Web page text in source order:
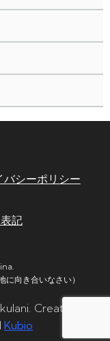
バシーポリシー
記
に向き合いなさい）
Created with
Kubio